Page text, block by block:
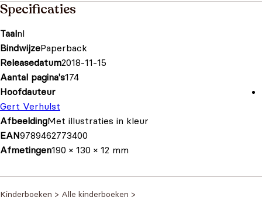
Specificaties
Taalnl
BindwijzePaperback
Releasedatum2018-11-15
Aantal pagina's174
Hoofdauteur
Gert Verhulst
AfbeeldingMet illustraties in kleur
EAN9789462773400
Afmetingen190 × 130 × 12 mm
Kinderboeken > Alle kinderboeken >